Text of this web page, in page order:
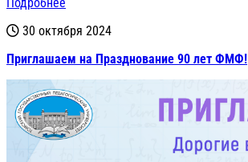
30 октября 2024
Приглашаем на Празднование 90 лет ФМФ!